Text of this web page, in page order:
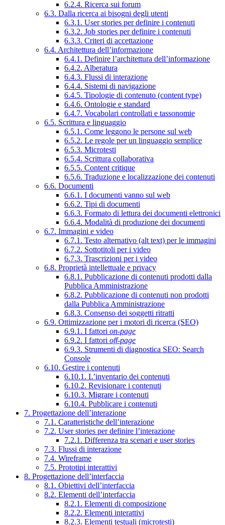
6.2.4. Ricerca sui forum
6.3. Dalla ricerca ai bisogni degli utenti
6.3.1. User stories per definire i contenuti
6.3.2. Job stories per definire i contenuti
6.3.3. Criteri di accettazione
6.4. Architettura dell’informazione
6.4.1. Definire l’architettura dell’informazione
6.4.2. Alberatura
6.4.3. Flussi di interazione
6.4.4. Sistemi di navigazione
6.4.5. Tipologie di contenuto (content type)
6.4.6. Ontologie e standard
6.4.7. Vocabolari controllati e tassonomie
6.5. Scrittura e linguaggio
6.5.1. Come leggono le persone sul web
6.5.2. Le regole per un linguaggio semplice
6.5.3. Microtesti
6.5.4. Scrittura collaborativa
6.5.5. Content critique
6.5.6. Traduzione e localizzazione dei contenuti
6.6. Documenti
6.6.1. I documenti vanno sul web
6.6.2. Tipi di documenti
6.6.3. Formato di lettura dei documenti elettronici
6.6.4. Modalità di produzione dei documenti
6.7. Immagini e video
6.7.1. Testo alternativo (alt text) per le immagini
6.7.2. Sottotitoli per i video
6.7.3. Trascrizioni per i video
6.8. Proprietà intellettuale e privacy
6.8.1. Pubblicazione di contenuti prodotti dalla
Pubblica Amministrazione
6.8.2. Pubblicazione di contenuti non prodotti
dalla Pubblica Amministrazione
6.8.3. Consenso dei soggetti ritratti
6.9. Ottimizzazione per i motori di ricerca (SEO)
6.9.1. I fattori on-page
6.9.2. I fattori off-page
6.9.3. Strumenti di diagnostica SEO: Search
Console
6.10. Gestire i contenuti
6.10.1. L’inventario dei contenuti
6.10.2. Revisionare i contenuti
6.10.3. Migrare i contenuti
6.10.4. Pubblicare i contenuti
7. Progettazione dell’interazione
7.1. Caratteristiche dell’interazione
7.2. User stories per definire l’interazione
7.2.1. Differenza tra scenari e user stories
7.3. Flussi di interazione
7.4. Wireframe
7.5. Prototipi interattivi
8. Progettazione dell’interfaccia
8.1. Obiettivi dell’interfaccia
8.2. Elementi dell’interfaccia
8.2.1. Elementi di composizione
8.2.2. Elementi interattivi
8.2.3. Elementi testuali (microtesti)